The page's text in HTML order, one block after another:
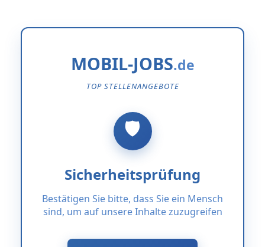
MOBIL-JOBS
TOP STELLENANGEBOTE
Sicherheitsprüfung
Bestätigen Sie bitte, dass Sie ein Mensch
sind, um auf unsere Inhalte zuzugreifen